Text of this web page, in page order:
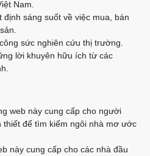
Nam.
sáng suốt về việc mua, bán
sức nghiên cứu thị trường.
lời khuyên hữu ích từ các
web này cung cấp cho người
thiết để tìm kiếm ngôi nhà mơ ước
này cung cấp cho các nhà đầu